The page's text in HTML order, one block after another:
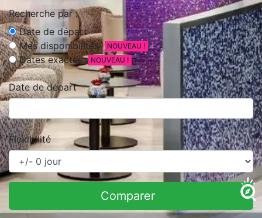
Recherche par :
Date de départ
Mes disponibilités
NOUVEAU !
Dates exactes NOUVEAU !
Date de départ
Flexibilité
Comparer